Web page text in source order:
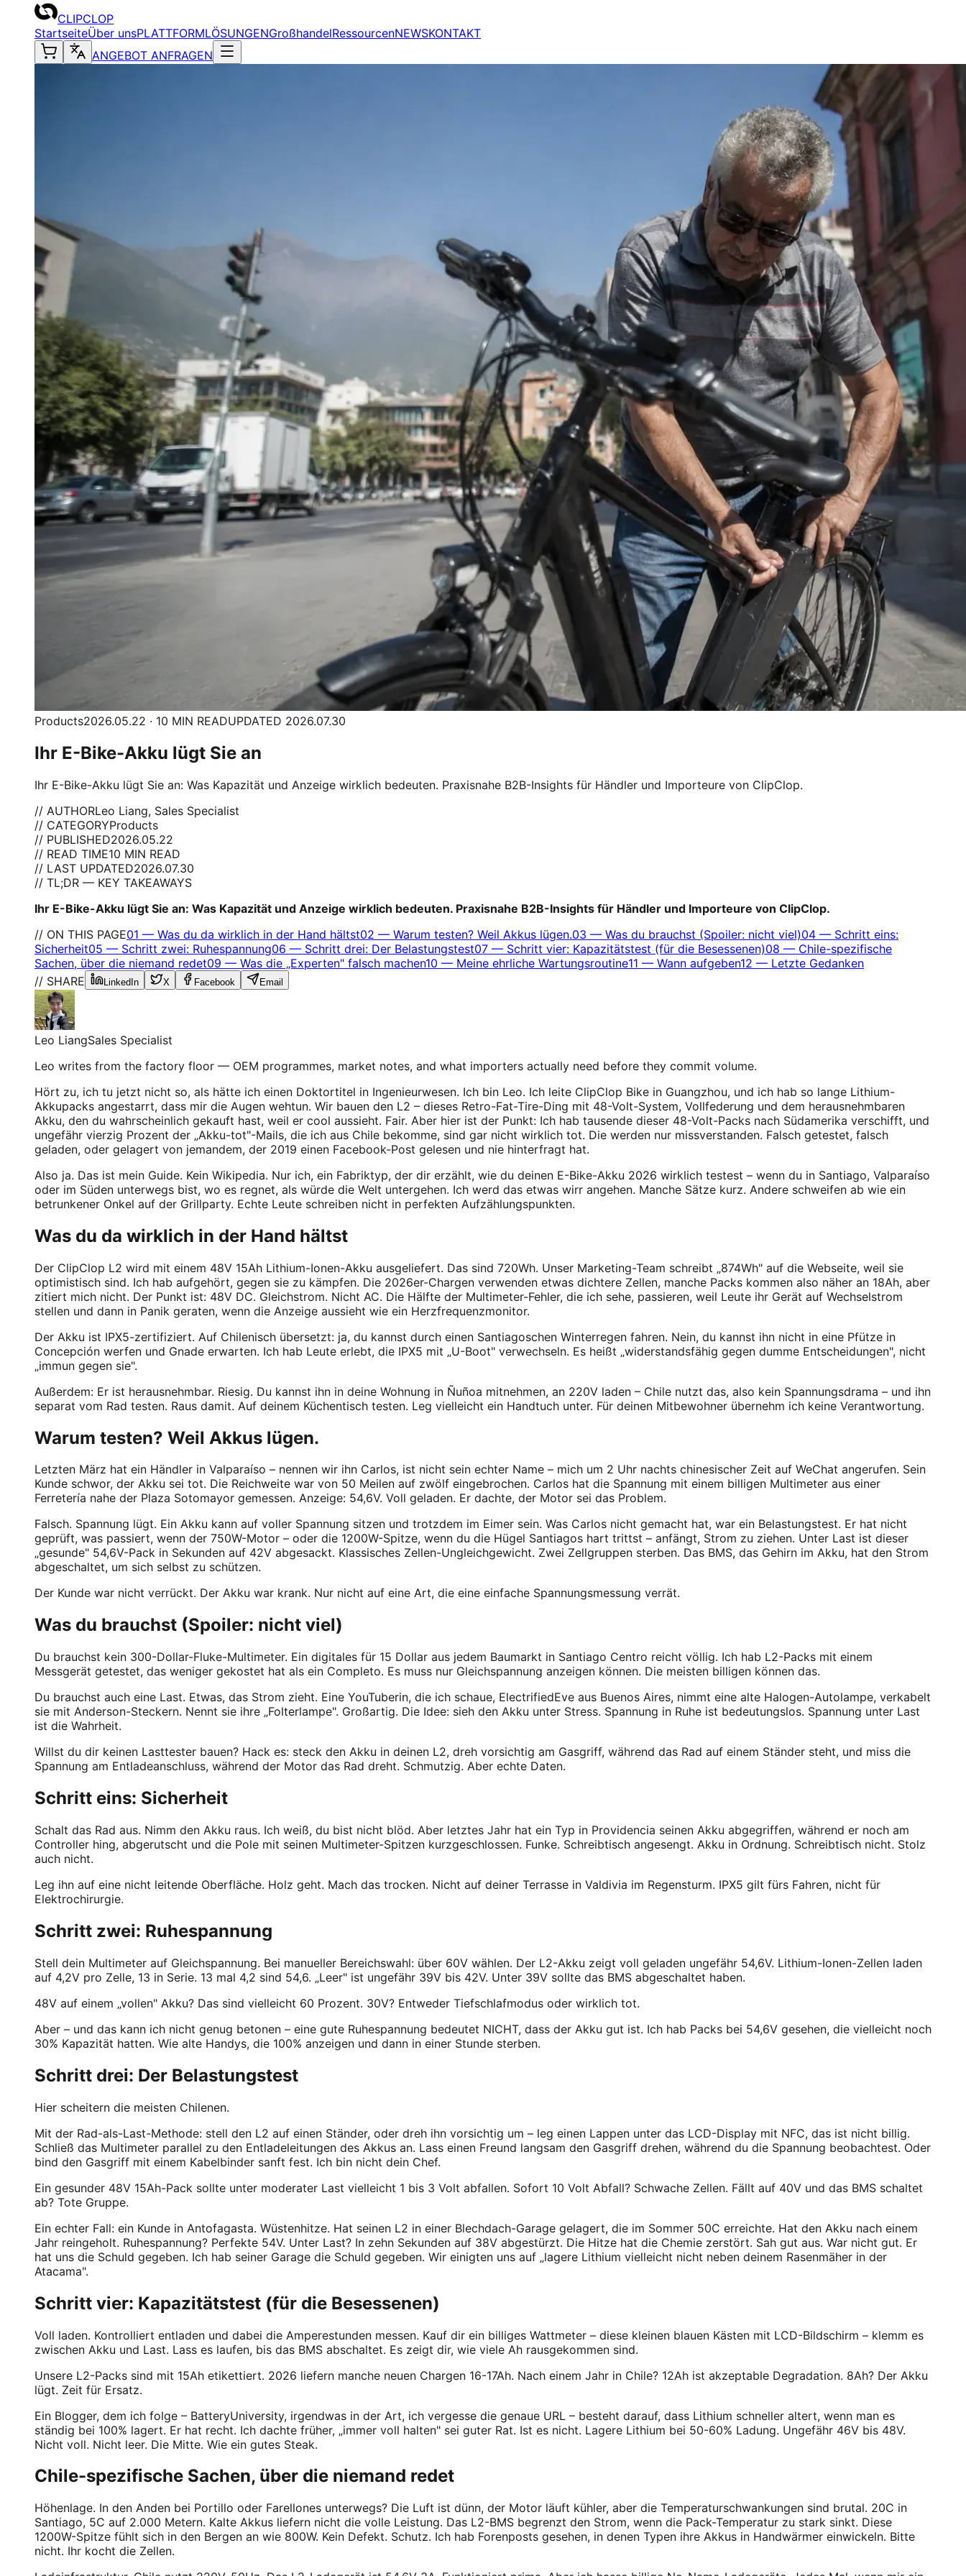
CLIPCLOP
StartseiteÜber unsPLATTFORMLÖSUNGENGroßhandelRessourcenNEWSKONTAKT
ANGEBOT ANFRAGEN
Products2026.05.22 · 10 MIN READUPDATED 2026.07.30
Ihr E-Bike-Akku lügt Sie an
Ihr E-Bike-Akku lügt Sie an: Was Kapazität und Anzeige wirklich bedeuten. Praxisnahe B2B-Insights für Händler und Importeure von ClipClop.
// AUTHORLeo Liang, Sales Specialist
// CATEGORYProducts
// PUBLISHED2026.05.22
// READ TIME10 MIN READ
// LAST UPDATED2026.07.30
// TL;DR — KEY TAKEAWAYS
Ihr E-Bike-Akku lügt Sie an: Was Kapazität und Anzeige wirklich bedeuten. Praxisnahe B2B-Insights für Händler und Importeure von ClipClop.
// ON THIS PAGE01 — Was du da wirklich in der Hand hältst02 — Warum testen? Weil Akkus lügen.03 — Was du brauchst (Spoiler: nicht viel)04 — Schritt eins:
Sicherheit05 — Schritt zwei: Ruhespannung06 — Schritt drei: Der Belastungstest07 — Schritt vier: Kapazitätstest (für die Besessenen)08 — Chile-spezifische
Sachen, über die niemand redet09 — Was die „Experten" falsch machen10 — Meine ehrliche Wartungsroutine11 — Wann aufgeben12 — Letzte Gedanken
// SHARE
LinkedIn X Facebook Email
Leo LiangSales Specialist
Leo writes from the factory floor — OEM programmes, market notes, and what importers actually need before they commit volume.
Hört zu, ich tu jetzt nicht so, als hätte ich einen Doktortitel in Ingenieurwesen. Ich bin Leo. Ich leite ClipClop Bike in Guangzhou, und ich hab so lange Lithium-
Akkupacks angestarrt, dass mir die Augen wehtun. Wir bauen den L2 – dieses Retro-Fat-Tire-Ding mit 48-Volt-System, Vollfederung und dem herausnehmbaren
Akku, den du wahrscheinlich gekauft hast, weil er cool aussieht. Fair. Aber hier ist der Punkt: Ich hab tausende dieser 48-Volt-Packs nach Südamerika verschifft, und
ungefähr vierzig Prozent der „Akku-tot"-Mails, die ich aus Chile bekomme, sind gar nicht wirklich tot. Die werden nur missverstanden. Falsch getestet, falsch
geladen, oder gelagert von jemandem, der 2019 einen Facebook-Post gelesen und nie hinterfragt hat.
Also ja. Das ist mein Guide. Kein Wikipedia. Nur ich, ein Fabriktyp, der dir erzählt, wie du deinen E-Bike-Akku 2026 wirklich testest – wenn du in Santiago, Valparaíso
oder im Süden unterwegs bist, wo es regnet, als würde die Welt untergehen. Ich werd das etwas wirr angehen. Manche Sätze kurz. Andere schweifen ab wie ein
betrunkener Onkel auf der Grillparty. Echte Leute schreiben nicht in perfekten Aufzählungspunkten.
Was du da wirklich in der Hand hältst
Der ClipClop L2 wird mit einem 48V 15Ah Lithium-Ionen-Akku ausgeliefert. Das sind 720Wh. Unser Marketing-Team schreibt „874Wh" auf die Webseite, weil sie
optimistisch sind. Ich hab aufgehört, gegen sie zu kämpfen. Die 2026er-Chargen verwenden etwas dichtere Zellen, manche Packs kommen also näher an 18Ah, aber
zitiert mich nicht. Der Punkt ist: 48V DC. Gleichstrom. Nicht AC. Die Hälfte der Multimeter-Fehler, die ich sehe, passieren, weil Leute ihr Gerät auf Wechselstrom
stellen und dann in Panik geraten, wenn die Anzeige aussieht wie ein Herzfrequenzmonitor.
Der Akku ist IPX5-zertifiziert. Auf Chilenisch übersetzt: ja, du kannst durch einen Santiagoschen Winterregen fahren. Nein, du kannst ihn nicht in eine Pfütze in
Concepción werfen und Gnade erwarten. Ich hab Leute erlebt, die IPX5 mit „U-Boot" verwechseln. Es heißt „widerstandsfähig gegen dumme Entscheidungen", nicht
„immun gegen sie".
Außerdem: Er ist herausnehmbar. Riesig. Du kannst ihn in deine Wohnung in Ñuñoa mitnehmen, an 220V laden – Chile nutzt das, also kein Spannungsdrama – und ihn
separat vom Rad testen. Raus damit. Auf deinem Küchentisch testen. Leg vielleicht ein Handtuch unter. Für deinen Mitbewohner übernehm ich keine Verantwortung.
Warum testen? Weil Akkus lügen.
Letzten März hat ein Händler in Valparaíso – nennen wir ihn Carlos, ist nicht sein echter Name – mich um 2 Uhr nachts chinesischer Zeit auf WeChat angerufen. Sein
Kunde schwor, der Akku sei tot. Die Reichweite war von 50 Meilen auf zwölf eingebrochen. Carlos hat die Spannung mit einem billigen Multimeter aus einer
Ferretería nahe der Plaza Sotomayor gemessen. Anzeige: 54,6V. Voll geladen. Er dachte, der Motor sei das Problem.
Falsch. Spannung lügt. Ein Akku kann auf voller Spannung sitzen und trotzdem im Eimer sein. Was Carlos nicht gemacht hat, war ein Belastungstest. Er hat nicht
geprüft, was passiert, wenn der 750W-Motor – oder die 1200W-Spitze, wenn du die Hügel Santiagos hart trittst – anfängt, Strom zu ziehen. Unter Last ist dieser
„gesunde" 54,6V-Pack in Sekunden auf 42V abgesackt. Klassisches Zellen-Ungleichgewicht. Zwei Zellgruppen sterben. Das BMS, das Gehirn im Akku, hat den Strom
abgeschaltet, um sich selbst zu schützen.
Der Kunde war nicht verrückt. Der Akku war krank. Nur nicht auf eine Art, die eine einfache Spannungsmessung verrät.
Was du brauchst (Spoiler: nicht viel)
Du brauchst kein 300-Dollar-Fluke-Multimeter. Ein digitales für 15 Dollar aus jedem Baumarkt in Santiago Centro reicht völlig. Ich hab L2-Packs mit einem
Messgerät getestet, das weniger gekostet hat als ein Completo. Es muss nur Gleichspannung anzeigen können. Die meisten billigen können das.
Du brauchst auch eine Last. Etwas, das Strom zieht. Eine YouTuberin, die ich schaue, ElectrifiedEve aus Buenos Aires, nimmt eine alte Halogen-Autolampe, verkabelt
sie mit Anderson-Steckern. Nennt sie ihre „Folterlampe". Großartig. Die Idee: sieh den Akku unter Stress. Spannung in Ruhe ist bedeutungslos. Spannung unter Last
ist die Wahrheit.
Willst du dir keinen Lasttester bauen? Hack es: steck den Akku in deinen L2, dreh vorsichtig am Gasgriff, während das Rad auf einem Ständer steht, und miss die
Spannung am Entladeanschluss, während der Motor das Rad dreht. Schmutzig. Aber echte Daten.
Schritt eins: Sicherheit
Schalt das Rad aus. Nimm den Akku raus. Ich weiß, du bist nicht blöd. Aber letztes Jahr hat ein Typ in Providencia seinen Akku abgegriffen, während er noch am
Controller hing, abgerutscht und die Pole mit seinen Multimeter-Spitzen kurzgeschlossen. Funke. Schreibtisch angesengt. Akku in Ordnung. Schreibtisch nicht. Stolz
auch nicht.
Leg ihn auf eine nicht leitende Oberfläche. Holz geht. Mach das trocken. Nicht auf deiner Terrasse in Valdivia im Regensturm. IPX5 gilt fürs Fahren, nicht für
Elektrochirurgie.
Schritt zwei: Ruhespannung
Stell dein Multimeter auf Gleichspannung. Bei manueller Bereichswahl: über 60V wählen. Der L2-Akku zeigt voll geladen ungefähr 54,6V. Lithium-Ionen-Zellen laden
auf 4,2V pro Zelle, 13 in Serie. 13 mal 4,2 sind 54,6. „Leer" ist ungefähr 39V bis 42V. Unter 39V sollte das BMS abgeschaltet haben.
48V auf einem „vollen" Akku? Das sind vielleicht 60 Prozent. 30V? Entweder Tiefschlafmodus oder wirklich tot.
Aber – und das kann ich nicht genug betonen – eine gute Ruhespannung bedeutet NICHT, dass der Akku gut ist. Ich hab Packs bei 54,6V gesehen, die vielleicht noch
30% Kapazität hatten. Wie alte Handys, die 100% anzeigen und dann in einer Stunde sterben.
Schritt drei: Der Belastungstest
Hier scheitern die meisten Chilenen.
Mit der Rad-als-Last-Methode: stell den L2 auf einen Ständer, oder dreh ihn vorsichtig um – leg einen Lappen unter das LCD-Display mit NFC, das ist nicht billig.
Schließ das Multimeter parallel zu den Entladeleitungen des Akkus an. Lass einen Freund langsam den Gasgriff drehen, während du die Spannung beobachtest. Oder
bind den Gasgriff mit einem Kabelbinder sanft fest. Ich bin nicht dein Chef.
Ein gesunder 48V 15Ah-Pack sollte unter moderater Last vielleicht 1 bis 3 Volt abfallen. Sofort 10 Volt Abfall? Schwache Zellen. Fällt auf 40V und das BMS schaltet
ab? Tote Gruppe.
Ein echter Fall: ein Kunde in Antofagasta. Wüstenhitze. Hat seinen L2 in einer Blechdach-Garage gelagert, die im Sommer 50C erreichte. Hat den Akku nach einem
Jahr reingeholt. Ruhespannung? Perfekte 54V. Unter Last? In zehn Sekunden auf 38V abgestürzt. Die Hitze hat die Chemie zerstört. Sah gut aus. War nicht gut. Er
hat uns die Schuld gegeben. Ich hab seiner Garage die Schuld gegeben. Wir einigten uns auf „lagere Lithium vielleicht nicht neben deinem Rasenmäher in der
Atacama".
Schritt vier: Kapazitätstest (für die Besessenen)
Voll laden. Kontrolliert entladen und dabei die Amperestunden messen. Kauf dir ein billiges Wattmeter – diese kleinen blauen Kästen mit LCD-Bildschirm – klemm es
zwischen Akku und Last. Lass es laufen, bis das BMS abschaltet. Es zeigt dir, wie viele Ah rausgekommen sind.
Unsere L2-Packs sind mit 15Ah etikettiert. 2026 liefern manche neuen Chargen 16-17Ah. Nach einem Jahr in Chile? 12Ah ist akzeptable Degradation. 8Ah? Der Akku
lügt. Zeit für Ersatz.
Ein Blogger, dem ich folge – BatteryUniversity, irgendwas in der Art, ich vergesse die genaue URL – besteht darauf, dass Lithium schneller altert, wenn man es
ständig bei 100% lagert. Er hat recht. Ich dachte früher, „immer voll halten" sei guter Rat. Ist es nicht. Lagere Lithium bei 50-60% Ladung. Ungefähr 46V bis 48V.
Nicht voll. Nicht leer. Die Mitte. Wie ein gutes Steak.
Chile-spezifische Sachen, über die niemand redet
Höhenlage. In den Anden bei Portillo oder Farellones unterwegs? Die Luft ist dünn, der Motor läuft kühler, aber die Temperaturschwankungen sind brutal. 20C in
Santiago, 5C auf 2.000 Metern. Kalte Akkus liefern nicht die volle Leistung. Das L2-BMS begrenzt den Strom, wenn die Pack-Temperatur zu stark sinkt. Diese
1200W-Spitze fühlt sich in den Bergen an wie 800W. Kein Defekt. Schutz. Ich hab Forenposts gesehen, in denen Typen ihre Akkus in Handwärmer einwickeln. Bitte
nicht. Ihr kocht die Zellen.